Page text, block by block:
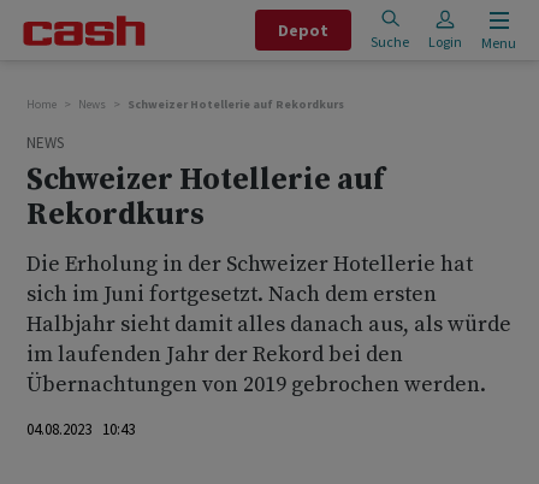
Depot
Suche Login Menu
Home News Schweizer Hotellerie auf Rekordkurs
NEWS
Schweizer Hotellerie auf
Rekordkurs
Die Erholung in der Schweizer Hotellerie hat
sich im Juni fortgesetzt. Nach dem ersten
Halbjahr sieht damit alles danach aus, als würde
im laufenden Jahr der Rekord bei den
Übernachtungen von 2019 gebrochen werden.
04.08.2023 10:43